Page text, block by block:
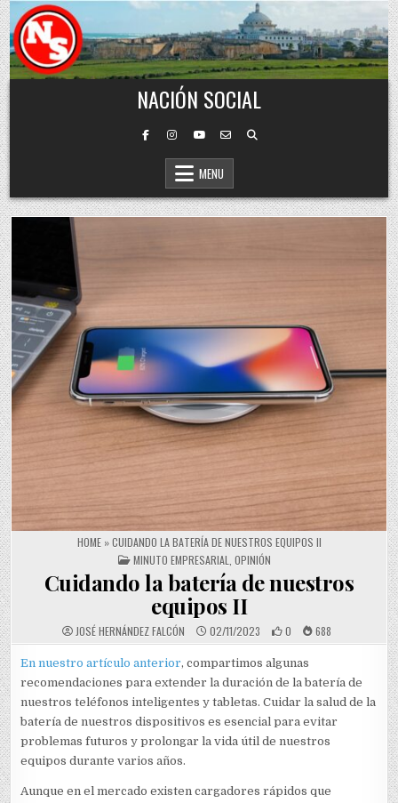
Skip to content
NACIÓN SOCIAL
MENU
HOME»CUIDANDO LA BATERÍA DE NUESTROS EQUIPOS II
POSTED IN
MINUTO EMPRESARIAL OPINIÓN
Cuidando la batería de nuestros
equipos II
JOSÉ HERNÁNDEZ FALCÓN 02/11/2023 0 688
En nuestro artículo anterior, compartimos algunas
recomendaciones para extender la duración de la batería de
nuestros teléfonos inteligentes y tabletas. Cuidar la salud de la
batería de nuestros dispositivos es esencial para evitar
problemas futuros y prolongar la vida útil de nuestros
equipos durante varios años.
Aunque en el mercado existen cargadores rápidos que